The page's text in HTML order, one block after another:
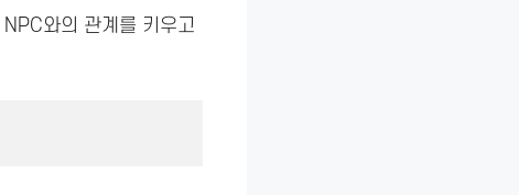
와의 관계를 키우고